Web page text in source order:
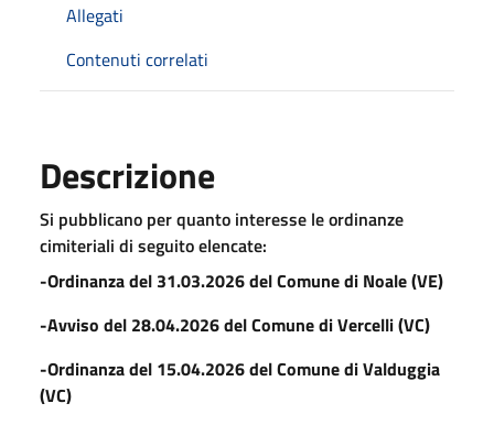
Allegati
Contenuti correlati
Descrizione
Si pubblicano per quanto interesse le ordinanze
cimiteriali di seguito elencate:
-Ordinanza del 31.03.2026 del Comune di Noale (VE)
-Avviso del 28.04.2026 del Comune di Vercelli (VC)
-Ordinanza del 15.04.2026 del Comune di Valduggia
(VC)